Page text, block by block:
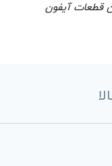
قطعات آیفون